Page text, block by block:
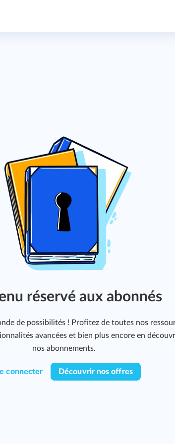
réservé aux abonnés
de possibilités ! Profitez de toutes nos
avancées et bien plus encore en
nos abonnements.
connecter Découvrir nos offres